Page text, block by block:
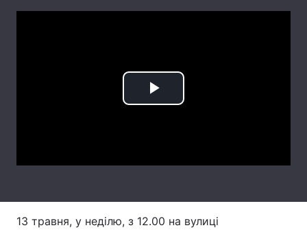
Політика
Світ
Здоров'я Туризм
Play
13 травня, у неділю, з 12.00 на вулиці